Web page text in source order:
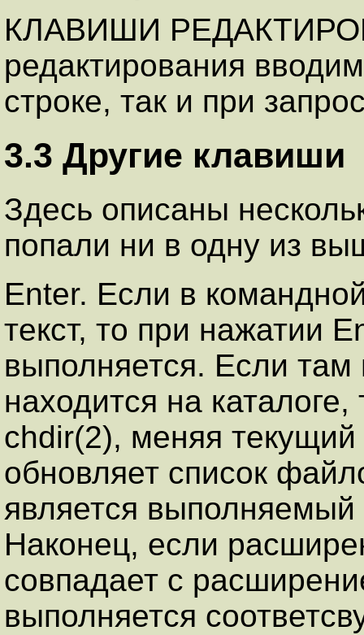
КЛАВИШИ
редактирования
строке, так и при
3.3 Другие клавиши
Здесь описаны
попали ни в одну из
Enter. Если в
текст, то при нажатии
выполняется. Если там
находится на
chdir(2), меняя текущий
обновляет список
является выполняемый
Наконец, если
совпадает с
выполняется